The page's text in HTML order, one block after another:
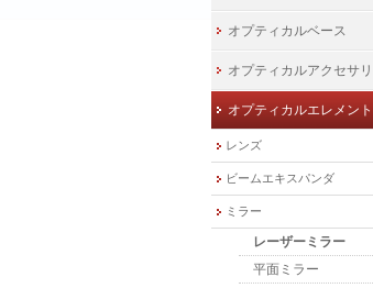
オプティカルベース
オプティカルアクセサリ
オプティカルエレメント
レンズ
ビームエキスパンダ
ミラー
レーザーミラー
平面ミラー